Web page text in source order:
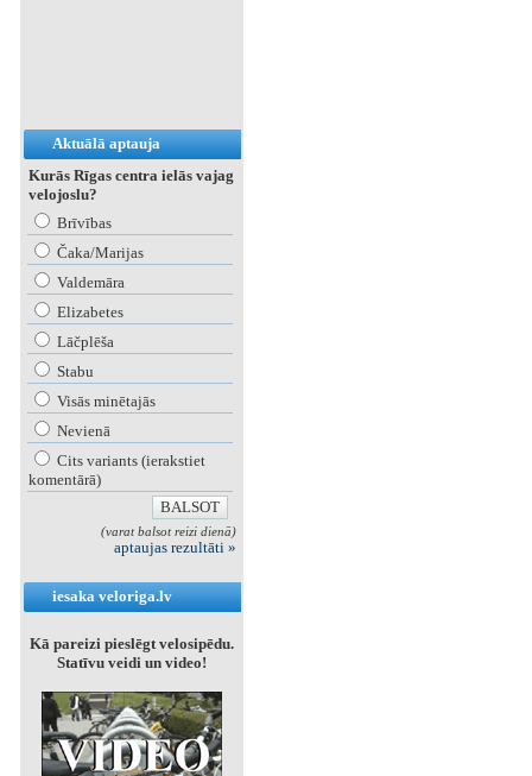
Aktuālā aptauja
Kurās Rīgas centra ielās vajag
velojoslu?
Brīvības
Čaka/Marijas
Valdemāra
Elizabetes
Lāčplēša
Stabu
Visās minētajās
Nevienā
Cits variants (ierakstiet
komentārā)
(varat balsot reizi dienā)
aptaujas rezultāti »
iesaka veloriga.lv
Kā pareizi pieslēgt velosipēdu.
Statīvu veidi un video!